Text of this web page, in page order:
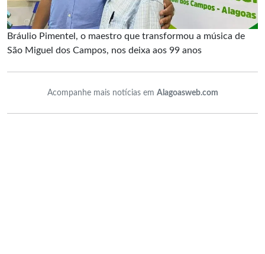
Bráulio Pimentel, o maestro que transformou a música de
São Miguel dos Campos, nos deixa aos 99 anos
Acompanhe mais notícias em Alagoasweb.com